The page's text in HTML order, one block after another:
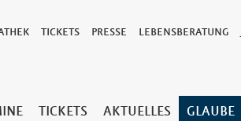
TICKETS PRESSE LEBENSBERATUNG
TICKETS AKTUELLES GLAUBE